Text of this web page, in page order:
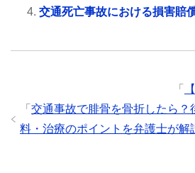
交通死亡事故における損害賠
「
「 交通事故で腓骨を骨折したら？
料・治療のポイントを弁護士が解